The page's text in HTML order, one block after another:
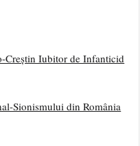
Creștin Iubitor de Infanticid
Sionismului din România